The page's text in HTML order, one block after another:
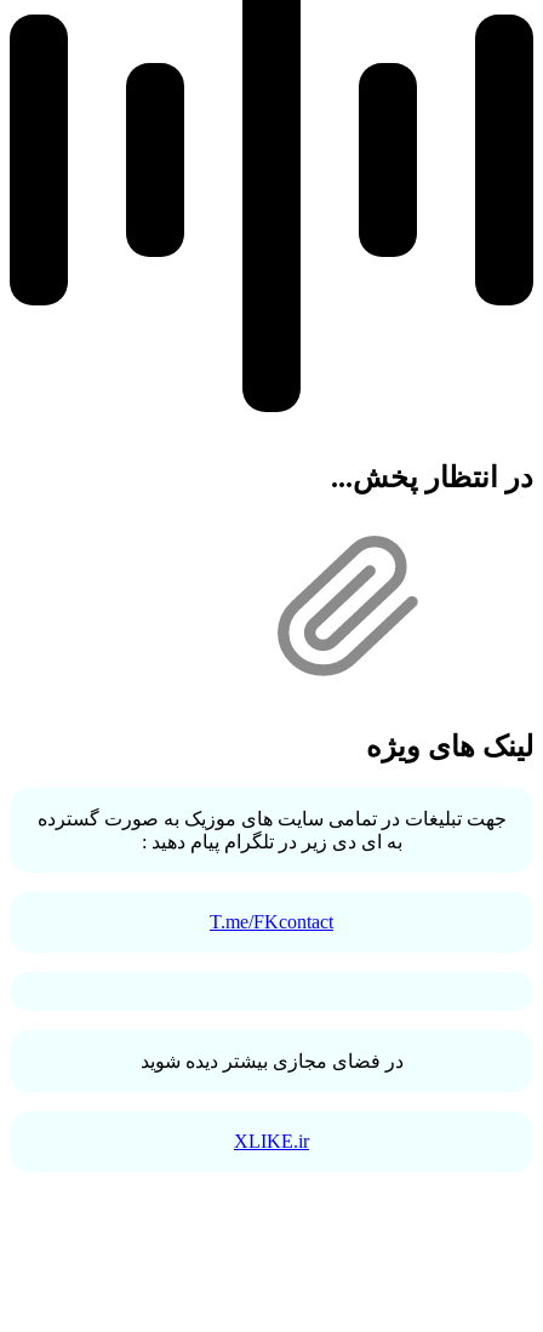
در انتظار پخش...
لینک های ویژه
جهت تبلیغات در تمامی سایت های موزیک به صورت گسترده
به ای دی زیر در تلگرام پیام دهید :
T.me/FKcontact
در فضای مجازی بیشتر دیده شوید
XLIKE.ir